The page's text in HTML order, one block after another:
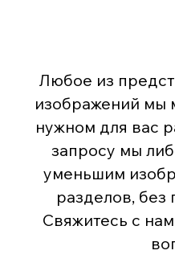
Любое из
изображений мы
нужном для вас
запросу мы
уменьшим
разделов, без
Свяжитесь с